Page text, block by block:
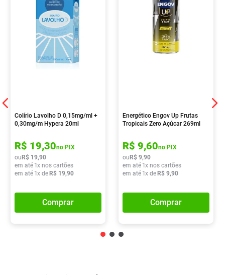
Colírio Lavolho D 0,15mg/ml +
0,30mg/m Hypera 20ml
R$ 19,30no PIX
ou R$ 19,90
em até 1x nos cartões
em até 1x de R$ 19,90
Comprar
Energético Engov Up Frutas
Tropicais Zero Açúcar 269ml
R$ 9,60no PIX
ou R$ 9,90
em até 1x nos cartões
em até 1x de R$ 9,90
Comprar